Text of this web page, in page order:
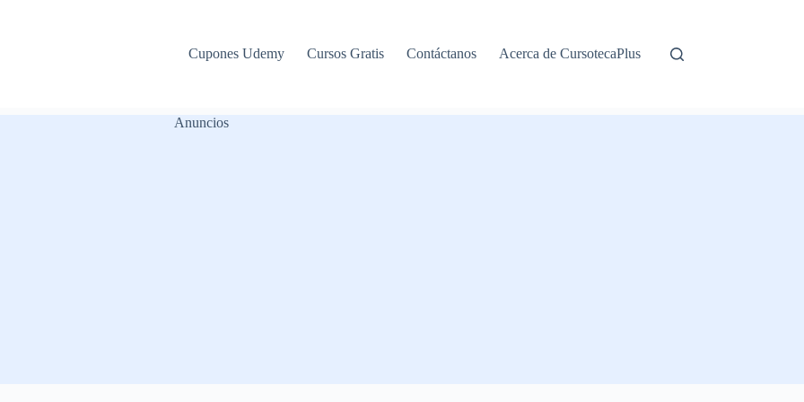
Cupones Udemy Cursos Gratis Contáctanos Acerca de CursotecaPlus
Anuncios